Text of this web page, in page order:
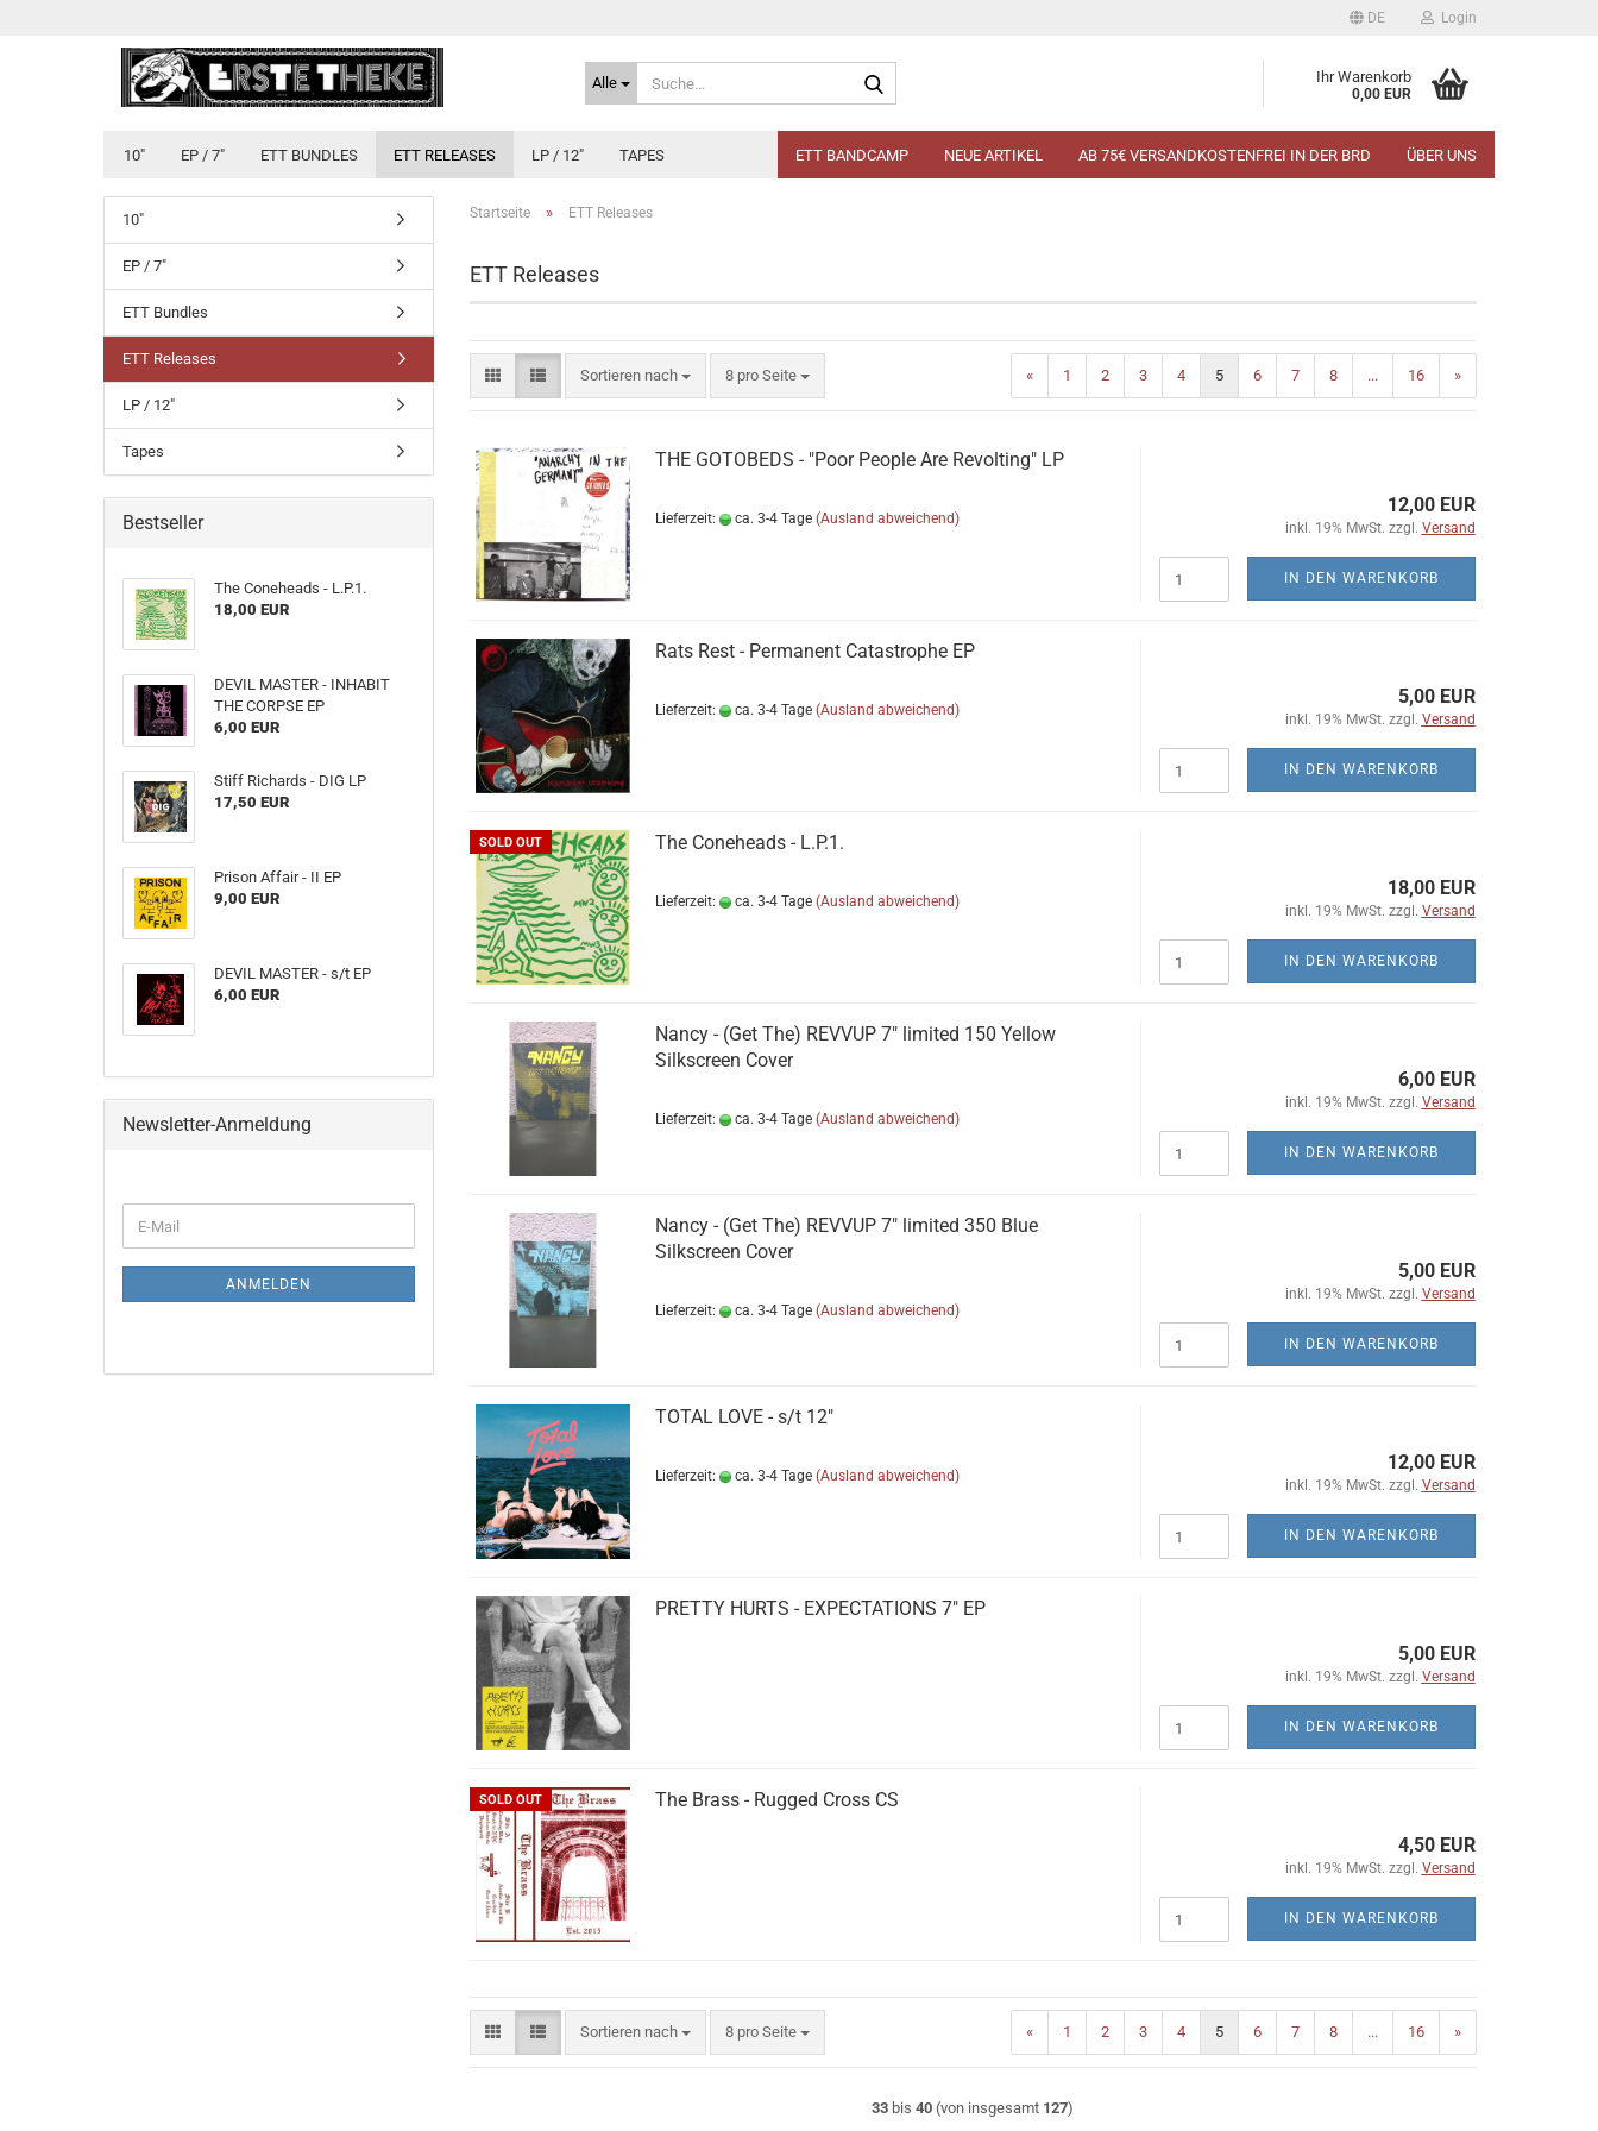
DE Login
Alle Ihr Warenkorb
0,00 EUR
10" EP / 7" ETT BUNDLES ETT RELEASES LP / 12" TAPES ETT BANDCAMP NEUE ARTIKEL AB 75€ VERSANDKOSTENFREI IN DER BRD ÜBER UNS
Startseite » ETT Releases
ETT Releases
Sortieren nach
Sortieren nach 8 pro Seite
pro Seite « 1 2 3 4 5 6 7 8 ... 16 »
THE GOTOBEDS - "Poor People Are Revolting" LP
Lieferzeit: ca. 3-4 Tage (Ausland abweichend)
12,00 EUR
inkl. 19% MwSt. zzgl. Versand
IN DEN WARENKORB
Rats Rest - Permanent Catastrophe EP
Lieferzeit: ca. 3-4 Tage (Ausland abweichend)
5,00 EUR
inkl. 19% MwSt. zzgl. Versand
IN DEN WARENKORB
SOLD OUT The Coneheads - L​.​P​.​1.
Lieferzeit: ca. 3-4 Tage (Ausland abweichend)
18,00 EUR
inkl. 19% MwSt. zzgl. Versand
IN DEN WARENKORB
Nancy - (Get The) REVVUP 7" limited 150 Yellow
Silkscreen Cover
Lieferzeit: ca. 3-4 Tage (Ausland abweichend)
6,00 EUR
inkl. 19% MwSt. zzgl. Versand
IN DEN WARENKORB
Nancy - (Get The) REVVUP 7" limited 350 Blue
Silkscreen Cover
Lieferzeit: ca. 3-4 Tage (Ausland abweichend)
5,00 EUR
inkl. 19% MwSt. zzgl. Versand
IN DEN WARENKORB
TOTAL LOVE - s​/​t 12"
Lieferzeit: ca. 3-4 Tage (Ausland abweichend)
12,00 EUR
inkl. 19% MwSt. zzgl. Versand
IN DEN WARENKORB
PRETTY HURTS - EXPECTATIONS 7" EP
5,00 EUR
inkl. 19% MwSt. zzgl. Versand
IN DEN WARENKORB
SOLD OUT
The Brass - Rugged Cross CS
4,50 EUR
inkl. 19% MwSt. zzgl. Versand
IN DEN WARENKORB
Sortieren nach
Sortieren nach 8 pro Seite
pro Seite « 1 2 3 4 5 6 7 8 ... 16 »
33 bis40 (von insgesamt 127)
10"
EP / 7"
ETT Bundles
ETT Releases
LP / 12"
Tapes
Bestseller
The Coneheads - L​.​P​.​1.
18,00 EUR
DEVIL MASTER - INHABIT
THE CORPSE EP
6,00 EUR
Stiff Richards - DIG LP
17,50 EUR
Prison Affair - II EP
9,00 EUR
DEVIL MASTER - s​/​t EP
6,00 EUR
Newsletter-Anmeldung
ZUR
E-
Mail
ANMELDEN